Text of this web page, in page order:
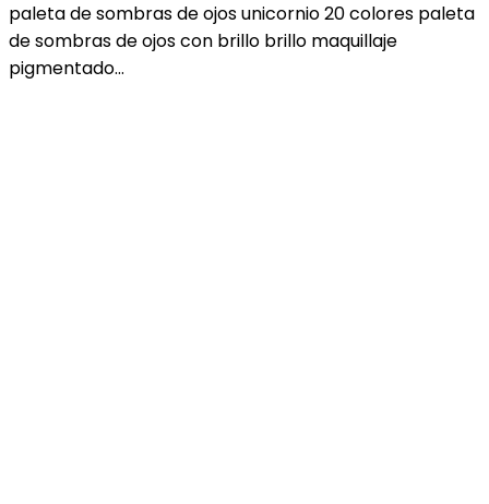
paleta de sombras de ojos unicornio 20 colores paleta
de sombras de ojos con brillo brillo maquillaje
pigmentado…